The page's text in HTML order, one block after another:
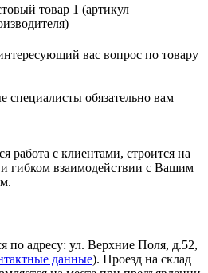
товар 1 (артикул
вас вопрос по товару
обязательно вам
работа с клиентами, строится на
гибком взаимодействии с Вашим
по адресу: ул. Верхние Поля, д.52,
данные). Проезд на склад